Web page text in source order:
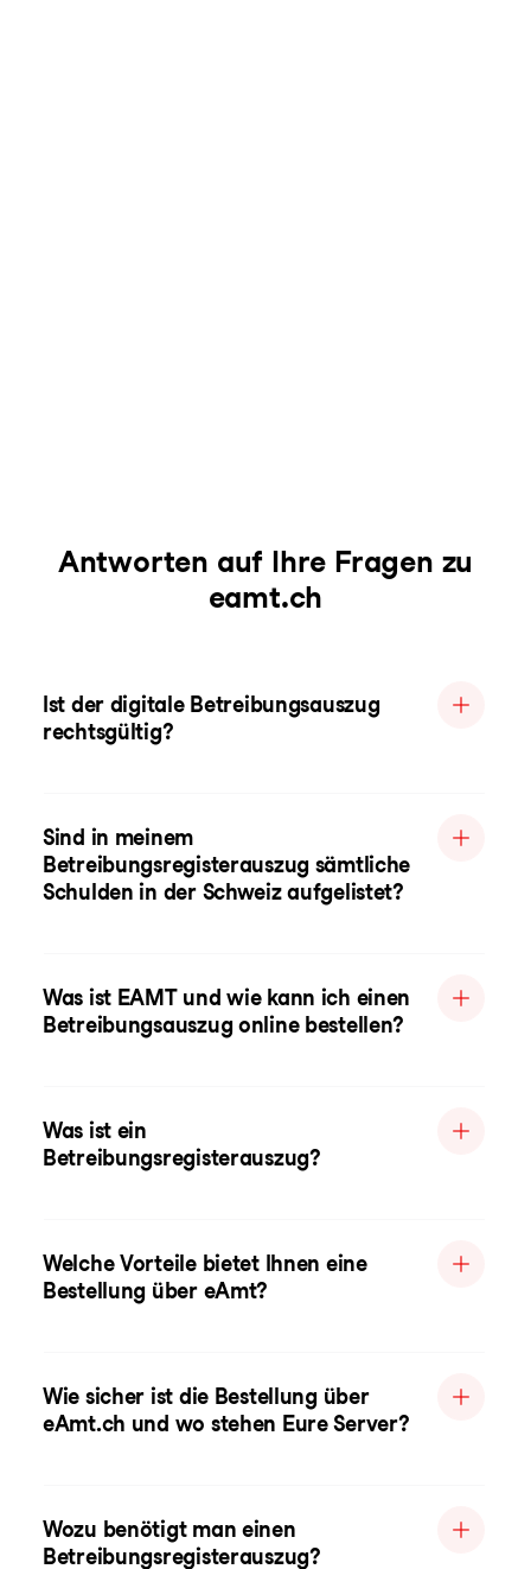
Antworten auf Ihre Fragen zu
eamt.ch
Ist der digitale Betreibungsauszug
rechtsgültig?
Sind in meinem
Betreibungsregisterauszug sämtliche
Schulden in der Schweiz aufgelistet?
Was ist EAMT und wie kann ich einen
Betreibungsauszug online bestellen?
Was ist ein
Betreibungsregisterauszug?
Welche Vorteile bietet Ihnen eine
Bestellung über eAmt?
Wie sicher ist die Bestellung über
eAmt.ch und wo stehen Eure Server?
Wozu benötigt man einen
Betreibungsregisterauszug?